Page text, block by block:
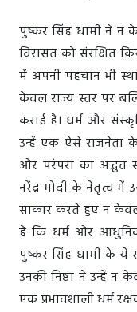
पुष्कर सिंह धामी ने न
विरासत को संरक्षित
में अपनी पहचान भी
केवल राज्य स्तर पर
कराई है। धर्म और
उन्हें एक ऐसे राजनेता
और परंपरा का अद्भुत
नरेंद्र मोदी के नेतृत्व में
साकार करते हुए न
है कि धर्म और
पुष्कर सिंह धामी के ये
उनकी निष्ठा ने उन्हें न
एक प्रभावशाली धर्म